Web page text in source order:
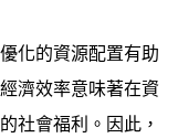
化的資源配置有助
濟效率意味著在資
社會福利。因此，